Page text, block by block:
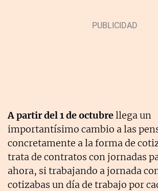
A partir del 1 de octubrellega un
importantísimo cambio a las
concretamente a la forma de
trata de contratos con jornadas
ahora, si trabajando a jornada
cotizabas un día de trabajo por